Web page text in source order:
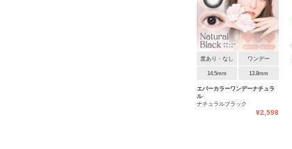
度あり・なし ワンデー
14.5mm 13.8mm
エバーカラーワンデーナチュラ
ル
ナチュラルブラック
¥2,598